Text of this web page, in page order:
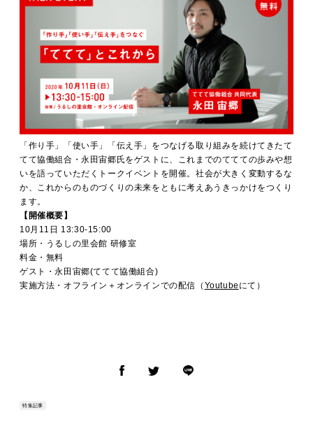
「作り手」「使い手」「伝え手」をつなげる取り組みを続けてきたて
てて協働組合・永田宙郷氏をゲストに、これまでのててての歩みや想
いを語っていただくトークイベントを開催。社会が大きく変動するな
か、これからのものづくりの未来をともに考えあうきっかけをつくり
ます。
【開催概要】
10月11日 13:30-15:00
場所・うるしの里会館 研修室
料金・無料
ゲスト・永田宙郷(ててて協働組合)
実施方法・オフライン＋オンラインでの配信（ Youtube にて）
特集記事